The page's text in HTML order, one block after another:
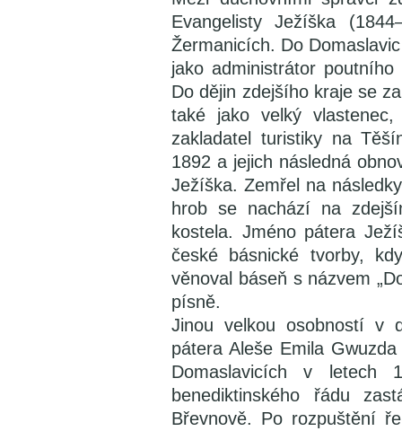
Evangelisty Ježíška
Žermanicích. Do
jako administrátor
Do dějin zdejšího kraje se
také jako velký
zakladatel turistiky na
1892 a jejich následná
Ježíška. Zemřel na
hrob se nachází na
kostela. Jméno pátera
české básnické tvorby,
věnoval báseň s názvem
písně.
Jinou velkou osobností v
pátera Aleše Emila
Domaslavicích v letech
benediktinského řádu
Břevnově. Po rozpuštění